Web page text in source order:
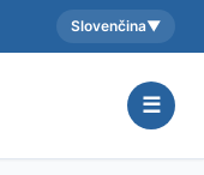
Aktuálny jazyk:
Slovenčina▼
☰